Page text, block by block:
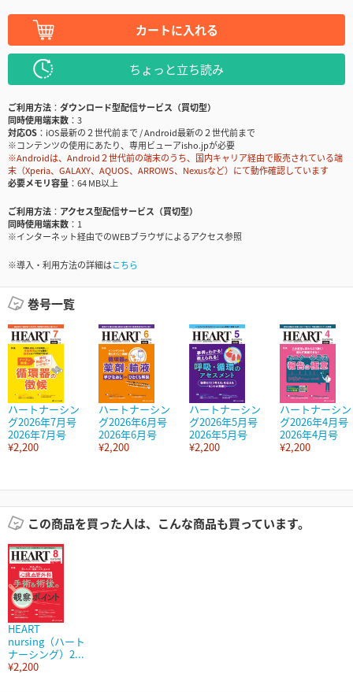
カートに入れる
ちょっと立ち読み
ご利用方法
ダウンロード型配信サービス（買切型）
同時使用端末数
3
対応OS
iOS最新の２世代前まで / Android最新の２世代前まで
※コンテンツの使用にあたり、専用ビューアisho.jpが必要
※Androidは、Android２世代前の端末のうち、国内キャリア経由で販売されている端
末（Xperia、GALAXY、AQUOS、ARROWS、Nexusなど）にて動作確認しています
必要メモリ容量
64 MB以上
ご利用方法
アクセス型配信サービス（買切型）
同時使用端末数
1
※インターネット経由でのWEBブラウザによるアクセス参照
※導入・利用方法の詳細はこちら
巻号一覧
ハートナーシン
グ2026年7月号
2026年7月号
¥2,200
ハートナーシン
グ2026年6月号
2026年6月号
¥2,200
ハートナーシン
グ2026年5月号
2026年5月号
¥2,200
ハートナーシン
グ2026年4月号
2026年4月号
¥2,200
この商品を買った人は、こんな商品も買っています。
HEART
nursing（ハート
ナーシング）2...
¥2,200